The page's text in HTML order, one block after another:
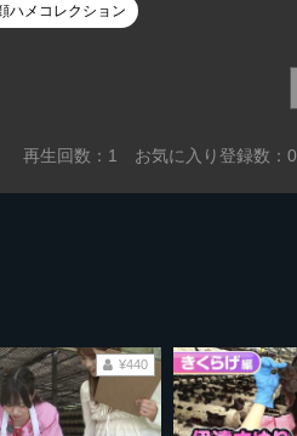
ハメコレクション
再生回数： 1 お気に入り登録数：0
¥440